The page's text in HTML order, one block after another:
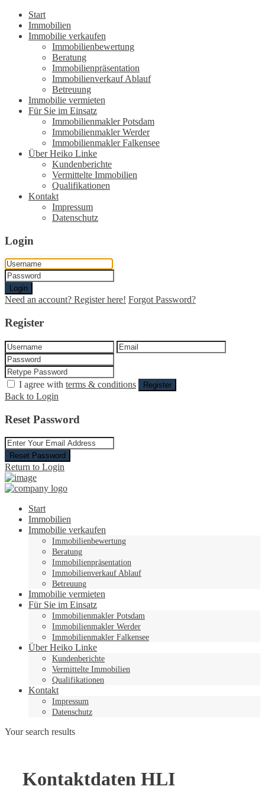
Start
Immobilien
Immobilie verkaufen
Immobilienbewertung
Beratung
Immobilienpräsentation
Immobilienverkauf Ablauf
Betreuung
Immobilie vermieten
Für Sie im Einsatz
Immobilienmakler Potsdam
Immobilienmakler Werder
Immobilienmakler Falkensee
Über Heiko Linke
Kundenberichte
Vermittelte Immobilien
Qualifikationen
Kontakt
Impressum
Datenschutz
Login
Login
Need an account? Register here! Forgot Password?
Register
I agree with terms & conditions Register
Back to Login
Reset Password
Reset Password
Return to Login
Start
Immobilien
Immobilie verkaufen
Immobilienbewertung
Beratung
Immobilienpräsentation
Immobilienverkauf Ablauf
Betreuung
Immobilie vermieten
Für Sie im Einsatz
Immobilienmakler Potsdam
Immobilienmakler Werder
Immobilienmakler Falkensee
Über Heiko Linke
Kundenberichte
Vermittelte Immobilien
Qualifikationen
Kontakt
Impressum
Datenschutz
Your search results
Kontaktdaten HLI